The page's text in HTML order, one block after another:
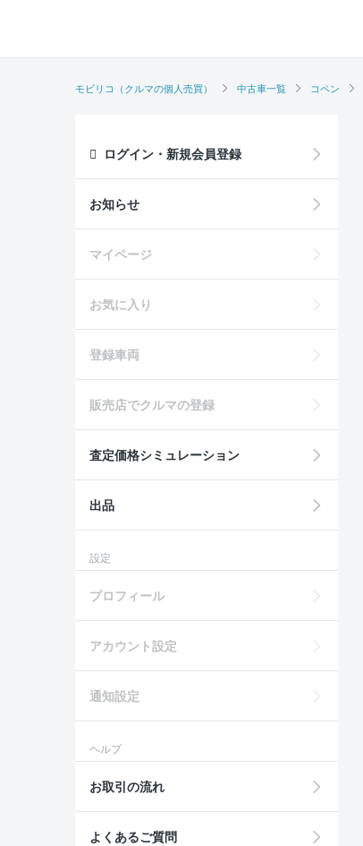
モビリコ（クルマの個人売買） 中古車一覧 コペン
ログイン・新規会員登録
お知らせ
マイページ
お気に入り
登録車両
販売店でクルマの登録
査定価格シミュレーション
出品
設定
プロフィール
アカウント設定
通知設定
ヘルプ
お取引の流れ
よくあるご質問